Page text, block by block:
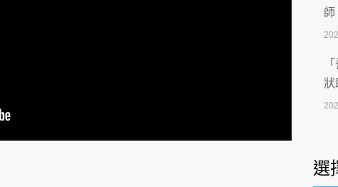
刮
4
師
狀
選